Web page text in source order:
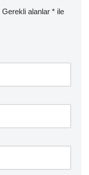
Gerekli alanlar * ile